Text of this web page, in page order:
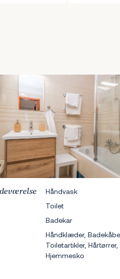
Håndvask
Toilet
Badekar
Håndklæder, Badekåbe,
Toiletartikler, Hårtørrer,
Hjemmesko